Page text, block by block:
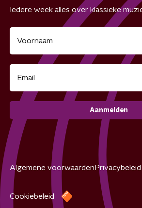
Iedere week alles over klassieke
Aanmelden
Algemene voorwaarden Privacybeleid
Cookiebeleid